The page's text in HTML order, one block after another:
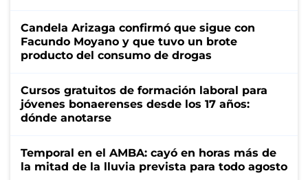
Candela Arizaga confirmó que sigue con
Facundo Moyano y que tuvo un brote
producto del consumo de drogas
Cursos gratuitos de formación laboral para
jóvenes bonaerenses desde los 17 años:
dónde anotarse
Temporal en el AMBA: cayó en horas más de
la mitad de la lluvia prevista para todo agosto